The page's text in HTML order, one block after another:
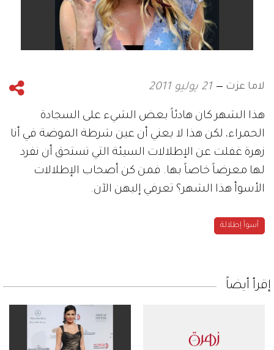
لاما عزت 21 يوليو 2011
هذا الشهر كان هادئاً بعض الشيء على السجادة
الحمراء، لكن هذا لا يعني أن عين شرطة الموضة في أنا
زهرة غفلت عن الإطلالات السيئة التي تستحق أن نفرد
لها معرضاً خاصاً بها. فمن كن أصحاب الإطلالات
الأسوأ هذا الشهر؟ تعرفي إليهن الآن.
أسوأ إطلالة
إقرأ أيضاً